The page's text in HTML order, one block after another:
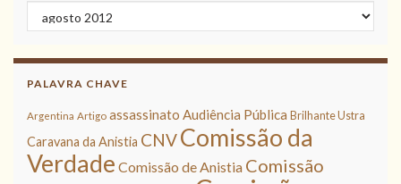
Arquivos
PALAVRA CHAVE
Argentina Artigo assassinato Audiência Pública Brilhante Ustra
Caravana da Anistia CNVComissão da
Verdade Comissão de Anistia Comissão